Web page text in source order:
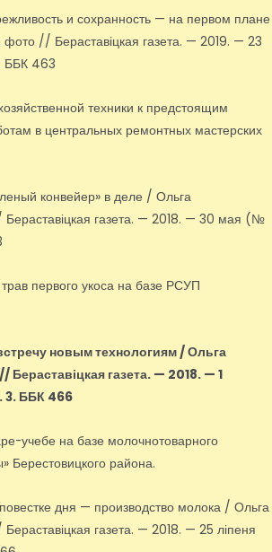
и сохранность — на первом плане
фото // Бераставіцкая газета. — 2019. — 23
ББК 463
техники к предстоящим
в центральных ремонтных мастерских
конвейер» в деле / Ольга
Бераставіцкая газета. — 2018. — 30 мая (№
первого укоса на базе РСУП
новым технологиям / Ольга
Бераставіцкая газета. — 2018. — 1
3. ББК 466
учебе на базе молочнотоварного
Берестовицкого района.
дня — производство молока / Ольга
газета. — 2018. — 25 ліпеня